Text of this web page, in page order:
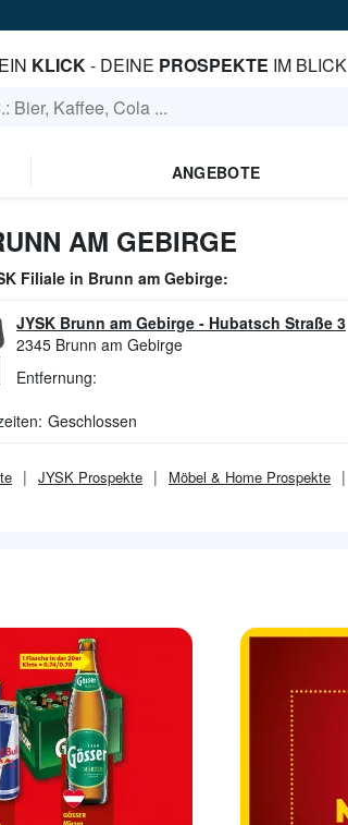
EIN KLICK- DEINE PROSPEKTE IM BLICK
ANGEBOTE
AM GEBIRGE
Filiale in Brunn am Gebirge:
JYSK Brunn am Gebirge - Hubatsch Straße 3
2345 Brunn am Gebirge
Entfernung:
Geschlossen
JYSK Prospekte Möbel & Home Prospekte